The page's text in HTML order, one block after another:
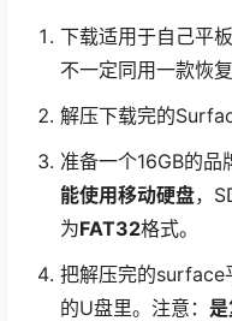
下载适用于自己平
不一定同用一款恢复
解压下载完的
准备一个16GB的品
能使用移动硬盘，
为FAT32格式。
把解压完的surface
的U盘里。注意：